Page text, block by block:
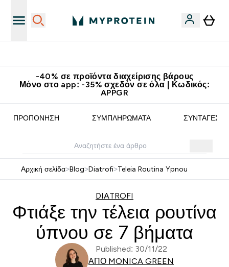
-40% σε προϊόντα διαχείρισης βάρους
Μόνο στο app: -35% σχεδόν σε όλα | Κωδικός:
APPGR
ΠΡΟΠΌΝΗΣΗ ΣΥΜΠΛΗΡΏΜΑΤΑ ΣΥΝΤΑΓΈΣ
Αρχική σελίδα>Blog>Diatrofi>Teleia Routina Ypnou
DIATROFI
Φτιάξε την τέλεια ρουτίνα
ύπνου σε 7 βήματα
Published: 30/11/22
ΑΠΌ MONICA GREEN